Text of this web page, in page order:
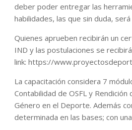
deber poder entregar las
habilidades, las que sin duda,
Quienes aprueben recibirán un
IND y las postulaciones se
link: https://
La capacitación considera 7
Contabilidad de OSFL y
Género en el Deporte. Además
determinada en las bases; con